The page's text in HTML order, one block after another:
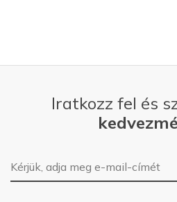
Iratkozz fel és
E-mail-cím